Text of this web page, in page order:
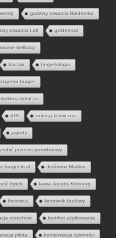
godziny otwarcia Biedronka
otwarcia Lidl goldenrod
kiełbasy
haczyk herpetologia
burger
lotnicza
iOS izolacja termiczna
jagody
przecier pomidorowy
burger kcal Jerónimo Martins
frytek kawa Jacobs Krönung
kierowca kierownik budowy
orzechów komfort użytkowania
pilota konserwacja żywności